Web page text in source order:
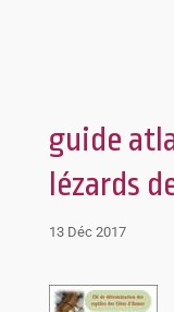
guide
lézards
13 Déc 2017